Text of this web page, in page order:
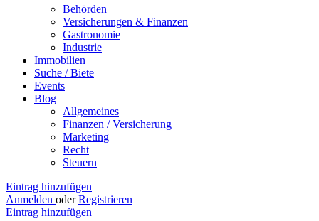
Behörden
Versicherungen & Finanzen
Gastronomie
Industrie
Immobilien
Suche / Biete
Events
Blog
Allgemeines
Finanzen / Versicherung
Marketing
Recht
Steuern
Eintrag hinzufügen
Anmelden oder Registrieren
Eintrag hinzufügen